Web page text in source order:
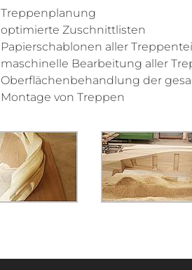
Treppenplanung
optimierte Zuschnittlisten
Papierschablonen aller
maschinelle Bearbeitung aller
Oberflächenbehandlung der
Montage von Treppen